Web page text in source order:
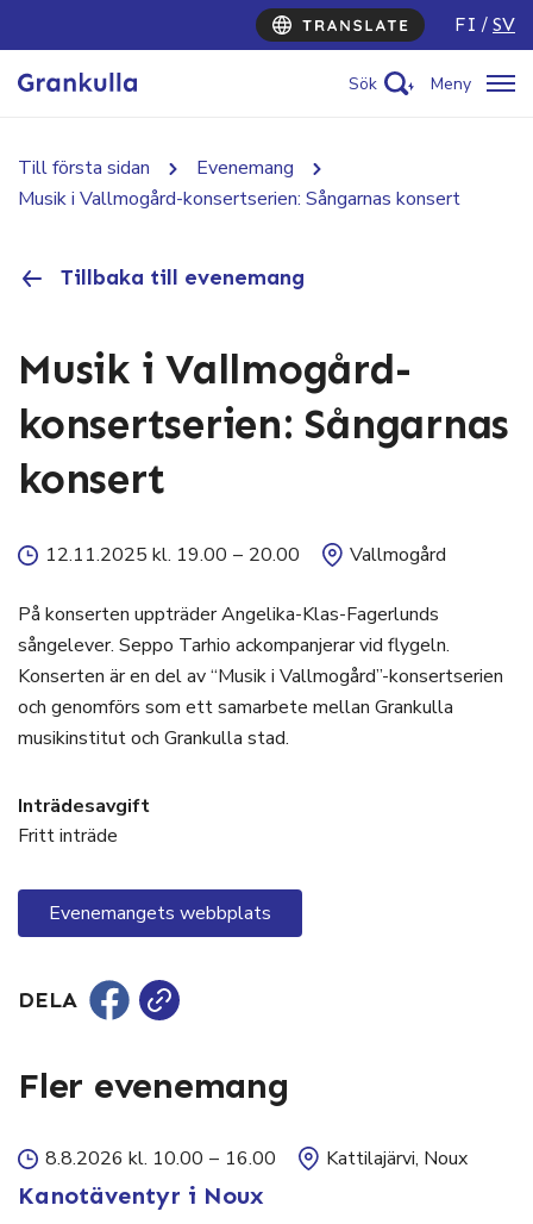
FI SV
Sök Meny
Till första sidan
Evenemang
Musik i Vallmogård-konsertserien: Sångarnas konsert
Tillbaka till evenemang
Musik i Vallmogård-
konsertserien: Sångarnas
konsert
12.11.2025 kl. 19.00 – 20.00 Vallmogård
På konserten uppträder Angelika-Klas-Fagerlunds
sångelever. Seppo Tarhio ackompanjerar vid flygeln.
Konserten är en del av “Musik i Vallmogård”-konsertserien
och genomförs som ett samarbete mellan Grankulla
musikinstitut och Grankulla stad.
Inträdesavgift
Fritt inträde
Evenemangets webbplats
DELA
Fler evenemang
8.8.2026 kl. 10.00 – 16.00 Kattilajärvi, Noux
Kanotäventyr i Noux